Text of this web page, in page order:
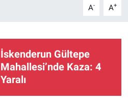
A- A+
İskenderun Gültepe
Mahallesi’nde Kaza: 4
Yaralı